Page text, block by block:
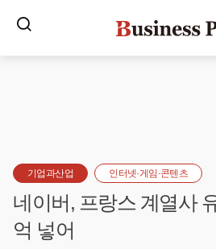
기업과산업 인터넷·게임·콘텐츠
네이버, 프랑스 계열사
억 넣어